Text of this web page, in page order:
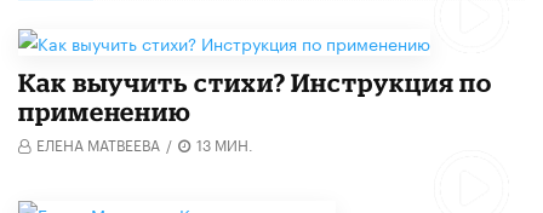
Как выучить стихи? Инструкция по
применению
ЕЛЕНА МАТВЕЕВА / 13 МИН.